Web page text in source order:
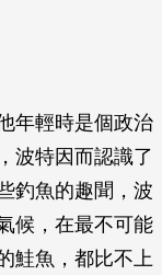
年輕時是個政治
波特因而認識了
釣魚的趣聞，波
候，在最不可能
鮭魚，都比不上